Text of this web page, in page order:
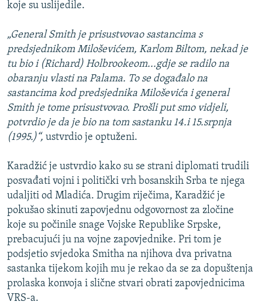
koje su uslijedile.
„General Smith je prisustvovao sastancima s
predsjednikom Miloševićem, Karlom Biltom, nekad je
tu bio i (Richard) Holbrookeom...gdje se radilo na
obaranju vlasti na Palama. To se događalo na
sastancima kod predsjednika Miloševića i general
Smith je tome prisustvovao. Prošli put smo vidjeli,
potvrdio je da je bio na tom sastanku 14.i 15.srpnja
(1995.)“, ustvrdio je optuženi.
Karadžić je ustvrdio kako su se strani diplomati trudili
posvađati vojni i politički vrh bosanskih Srba te njega
udaljiti od Mladića. Drugim riječima, Karadžić je
pokušao skinuti zapovjednu odgovornost za zločine
koje su počinile snage Vojske Republike Srpske,
prebacujući ju na vojne zapovjednike. Pri tom je
podsjetio svjedoka Smitha na njihova dva privatna
sastanka tijekom kojih mu je rekao da se za dopuštenja
prolaska konvoja i slične stvari obrati zapovjednicima
VRS-a.